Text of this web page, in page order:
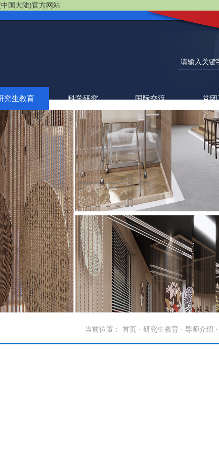
国大陆)官方网站
究生教育 科学研究 国际交流 党团
当前位置： 首页 · 研究生教育 · 导师介绍 ·